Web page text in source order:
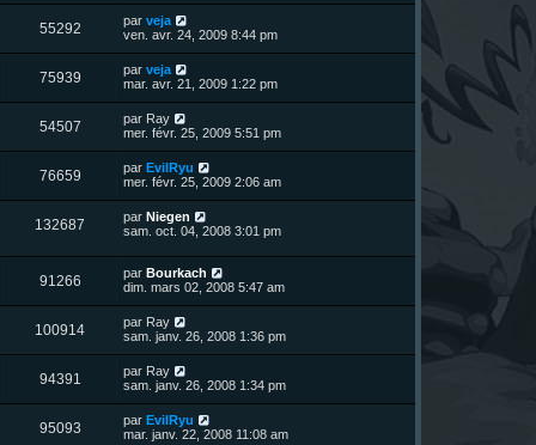
s
a
g
e
e
s
s
a
g
e
n
i
e
e
s
s
a
g
e
55292V
u
s
D
e
i
e
r
m
e
s
s
a
g
e
par veja
ven. avr. 24, 2009 8:44 pm
75939V
u
s
D
e
i
e
r
m
e
s
s
a
g
e
par veja
mar. avr. 21, 2009 1:22 pm
54507V
u
s
D
e
i
e
r
m
e
s
a
g
e
par Ray
mer. févr. 25, 2009 5:51 pm
76659V
u
D
e
i
e
e
s
s
a
g
e
par EvilRyu
mer. févr. 25, 2009 2:06 am
132687
u
D
e
n
i
e
e
s
s
a
g
e
par Niegen
sam. oct. 04, 2008 3:01 pm
91266V
u
D
e
i
e
r
m
e
s
s
a
par Bourkach
dim. mars 02, 2008 5:47 am
100914V
u
D
e
i
e
r
m
e
par Ray
sam. janv. 26, 2008 1:36 pm
94391
u
D
e
i
e
par Ray
sam. janv. 26, 2008 1:34 pm
95093V
D
e
par EvilRyu
mar. janv. 22, 2008 11:08 am